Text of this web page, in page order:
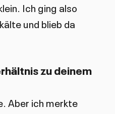
Ich ging also
und blieb da
zu deinem
Aber ich merkte